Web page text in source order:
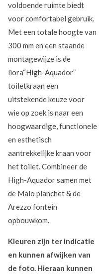
voldoende ruimte biedt
voor comfortabel gebruik.
Met een totale hoogte van
300 mm en een staande
montagewijze is de
liora“High-Aquador”
toiletkraan een
uitstekende keuze voor
wie op zoek is naar een
hoogwaardige, functionele
en esthetisch
aantrekkelijke kraan voor
het toilet. Combineer de
High-Aquador samen met
de Malo planchet & de
Arezzo fontein
opbouwkom.
Kleuren zijn ter indicatie
en kunnen afwijken van
de foto. Hieraan kunnen